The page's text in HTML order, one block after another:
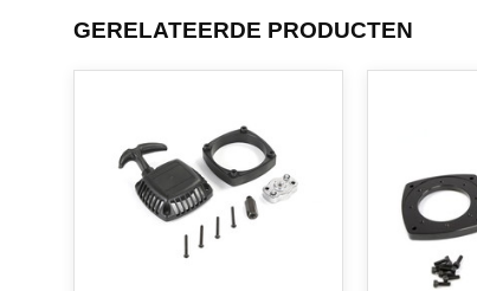
GERELATEERDE PRODUCTEN